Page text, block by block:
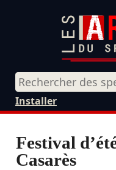
Installer
Festival
Casarès